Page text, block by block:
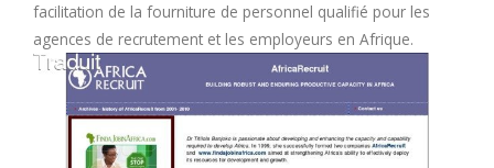
M
N
facilitation de la fourniture de personnel qualifié pour les
agences de recrutement et les employeurs en Afrique.